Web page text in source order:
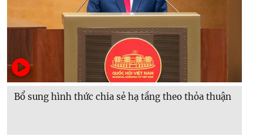
Bổ sung hình thức chia sẻ hạ tầng theo thỏa thuận